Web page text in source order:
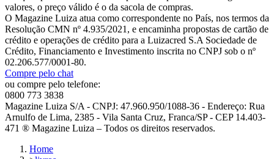
valores, o preço válido é o da sacola de compras.
O Magazine Luiza atua como correspondente no País, nos termos da
Resolução CMN nº 4.935/2021, e encaminha propostas de cartão de
crédito e operações de crédito para a Luizacred S.A Sociedade de
Crédito, Financiamento e Investimento inscrita no CNPJ sob o nº
02.206.577/0001-80.
Compre pelo chat
ou compre pelo telefone:
0800 773 3838
Magazine Luiza S/A - CNPJ: 47.960.950/1088-36 - Endereço: Rua
Arnulfo de Lima, 2385 - Vila Santa Cruz, Franca/SP - CEP 14.403-
471 ® Magazine Luiza – Todos os direitos reservados.
Home